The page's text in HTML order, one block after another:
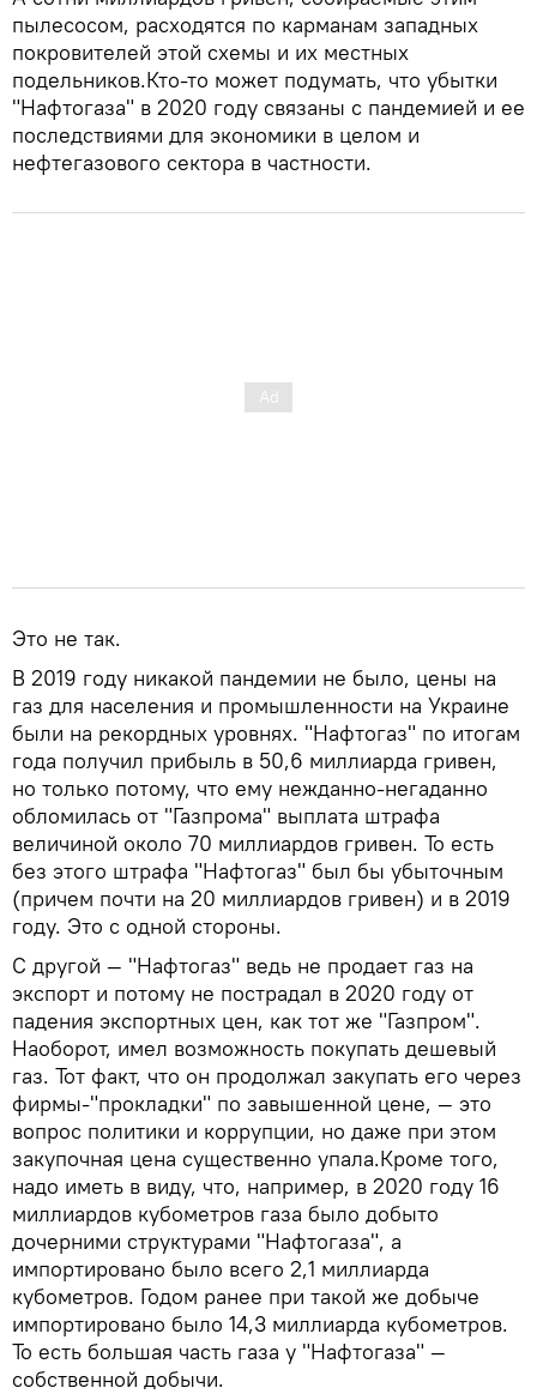
пылесосом, расходятся по карманам западных
покровителей этой схемы и их местных
подельников.Кто-то может подумать, что убытки
"Нафтогаза" в 2020 году связаны с пандемией и ее
последствиями для экономики в целом и
нефтегазового сектора в частности.
Это не так.
В 2019 году никакой пандемии не было, цены на
газ для населения и промышленности на Украине
были на рекордных уровнях. "Нафтогаз" по итогам
года получил прибыль в 50,6 миллиарда гривен,
но только потому, что ему нежданно-негаданно
обломилась от "Газпрома" выплата штрафа
величиной около 70 миллиардов гривен. То есть
без этого штрафа "Нафтогаз" был бы убыточным
(причем почти на 20 миллиардов гривен) и в 2019
году. Это с одной стороны.
С другой — "Нафтогаз" ведь не продает газ на
экспорт и потому не пострадал в 2020 году от
падения экспортных цен, как тот же "Газпром".
Наоборот, имел возможность покупать дешевый
газ. Тот факт, что он продолжал закупать его через
фирмы-"прокладки" по завышенной цене, — это
вопрос политики и коррупции, но даже при этом
закупочная цена существенно упала.Кроме того,
надо иметь в виду, что, например, в 2020 году 16
миллиардов кубометров газа было добыто
дочерними структурами "Нафтогаза", а
импортировано было всего 2,1 миллиарда
кубометров. Годом ранее при такой же добыче
импортировано было 14,3 миллиарда кубометров.
То есть большая часть газа у "Нафтогаза" —
собственной добычи.